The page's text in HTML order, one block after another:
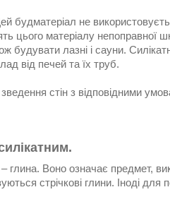
будматеріал не
цього матеріалу непоправної
будувати лазні і сауни.
від печей та їх труб.
стін з відповідними
глина. Воно означає предмет,
стрічкові глини. Іноді для